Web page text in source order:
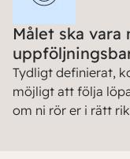
Målet ska vara
Tydligt definierat,
möjligt att följa
om ni rör er i rätt